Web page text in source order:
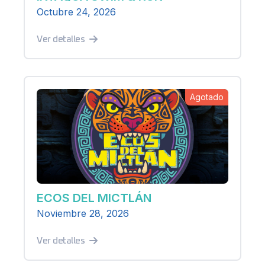
Octubre 24, 2026
Ver detalles
Agotado
ECOS DEL MICTLÁN
Noviembre 28, 2026
Ver detalles